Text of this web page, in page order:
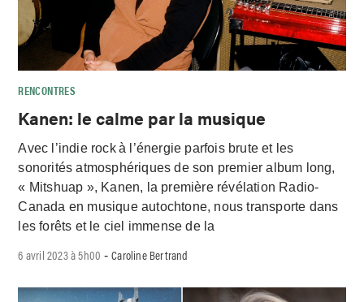
RENCONTRES
Kanen: le calme par la musique
Avec l’indie rock à l’énergie parfois brute et les
sonorités atmosphériques de son premier album long,
« Mitshuap », Kanen, la première révélation Radio-
Canada en musique autochtone, nous transporte dans
les forêts et le ciel immense de la
6 avril 2023 à 5h00 -Caroline Bertrand